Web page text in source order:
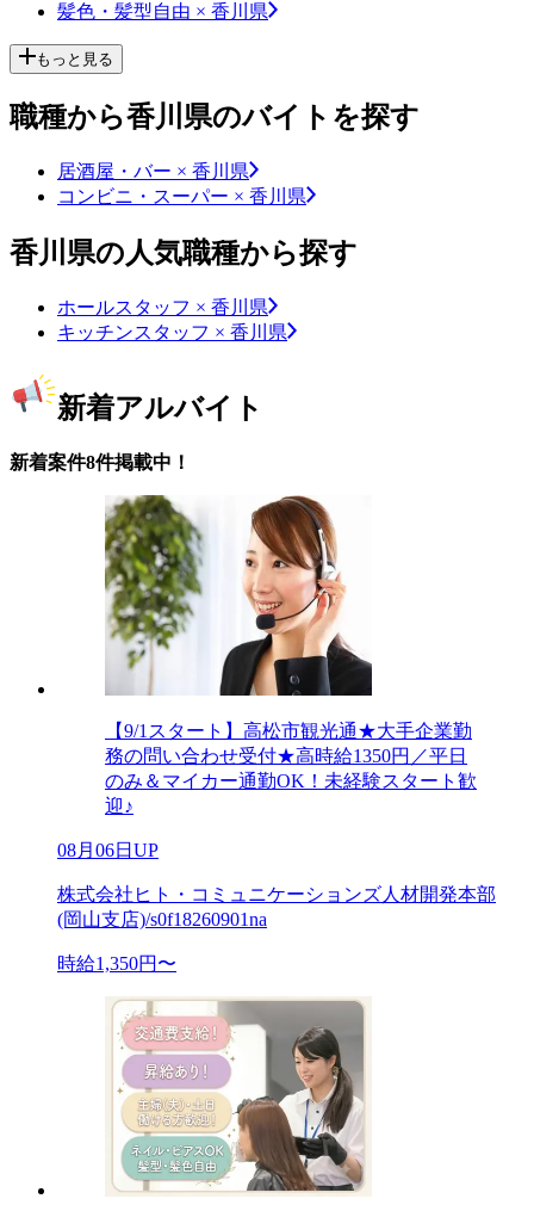
髪色・髪型自由 × 香川県
もっと見る
職種から香川県のバイトを探す
居酒屋・バー × 香川県
コンビニ・スーパー × 香川県
香川県の人気職種から探す
ホールスタッフ × 香川県
キッチンスタッフ × 香川県
新着アルバイト
新着案件8件掲載中！
【9/1スタート】高松市観光通★大手企業勤
務の問い合わせ受付★高時給1350円／平日
のみ＆マイカー通勤OK！未経験スタート歓
迎♪
08月06日UP
株式会社ヒト・コミュニケーションズ人材開発本部
(岡山支店)/s0f18260901na
時給1,350円〜